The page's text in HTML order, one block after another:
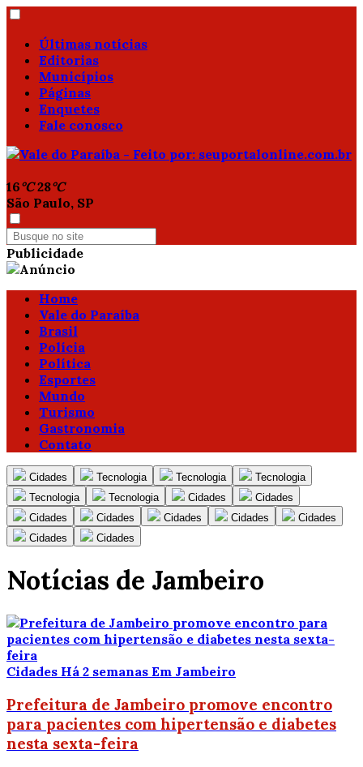
Últimas notícias
Editorias
Municípios
Páginas
Enquetes
Fale conosco
16°C 28°C
São Paulo, SP
Publicidade
Home
Vale do Paraíba
Brasil
Polícia
Política
Esportes
Mundo
Turismo
Gastronomia
Contato
Cidades Tecnologia Tecnologia
Tecnologia
Tecnologia
Tecnologia Cidades
Cidades
Cidades
Cidades Cidades Cidades
Cidades
Cidades
Cidades
Notícias de Jambeiro
Cidades Há 2 semanas Em Jambeiro
Prefeitura de Jambeiro promove encontro
para pacientes com hipertensão e diabetes
nesta sexta-feira